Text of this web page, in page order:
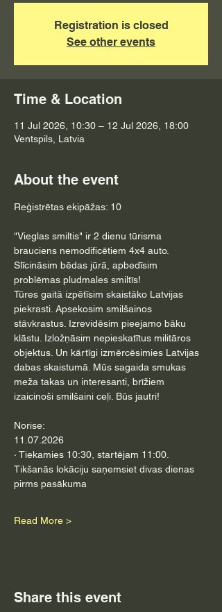
Registration is closed
See other events
Time & Location
11 Jul 2026, 10:30 – 12 Jul 2026, 18:00
Ventspils, Latvia
About the event
Reģistrētas ekipāžas: 10
"Vieglas smiltis" ir 2 dienu tūrisma
brauciens nemodificētiem 4x4 auto.
Slīcināsim bēdas jūrā, apbedīsim
problēmas pludmales smiltīs!
Tūres gaitā izpētīsim skaistāko Latvijas
piekrasti. Apsekosim smilšainos
stāvkrastus. Izrevidēsim pieejamo bāku
klāstu. Izložņāsim nepieskatītus militāros
objektus. Un kārtīgi izmērcēsimies Latvijas
dabas skaistumā. Mūs sagaida smukas
meža takas un interesanti, brīžiem
izaicinoši smilšaini ceļi. Būs jautri!
Norise:
11.07.2026
· Tiekamies 10:30, startējam 11:00.
Tikšanās lokāciju saņemsiet divas dienas
pirms pasākuma
Read More >
Share this event